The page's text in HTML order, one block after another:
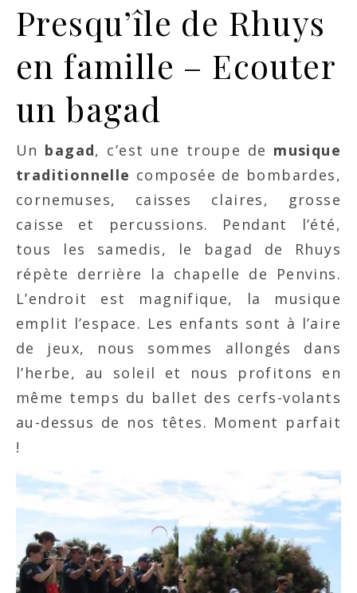
Presqu’île de Rhuys
en famille – Ecouter
un bagad
Un bagad, c’est une troupe de musique
traditionnelle composée de bombardes,
cornemuses, caisses claires, grosse
caisse et percussions. Pendant l’été,
tous les samedis, le bagad de Rhuys
répète derrière la chapelle de Penvins.
L’endroit est magnifique, la musique
emplit l’espace. Les enfants sont à l’aire
de jeux, nous sommes allongés dans
l’herbe, au soleil et nous profitons en
même temps du ballet des cerfs-volants
au-dessus de nos têtes. Moment parfait
!